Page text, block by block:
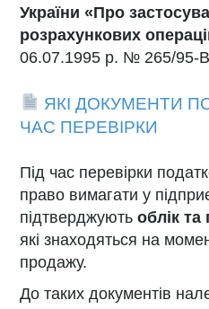
України «Про
розрахункових
06.07.1995 р. № 265/95-
ЯКІ ДОКУМЕНТИ
ЧАС ПЕРЕВІРКИ
Під час перевірки
право вимагати у
підтверджуютьоблік
які знаходяться на
продажу.
До таких документів